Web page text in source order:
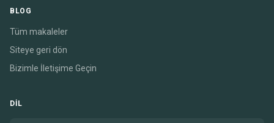
BLOG
Tüm makaleler
Siteye geri dön
Bizimle İletişime Geçin
DIL